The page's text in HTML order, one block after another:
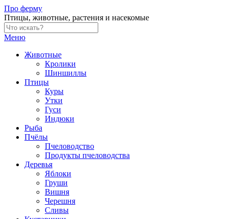
Skip
to
content
Про ферму
Птицы, животные, растения и насекомые
Меню
Животные
Кролики
Шиншиллы
Птицы
Куры
Утки
Гуси
Индюки
Рыба
Пчёлы
Пчеловодство
Продукты пчеловодства
Деревья
Яблоки
Груши
Вишня
Черешня
Сливы